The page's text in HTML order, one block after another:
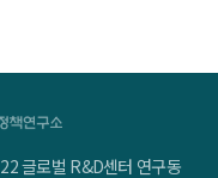
글로벌 R&D센터 연구동